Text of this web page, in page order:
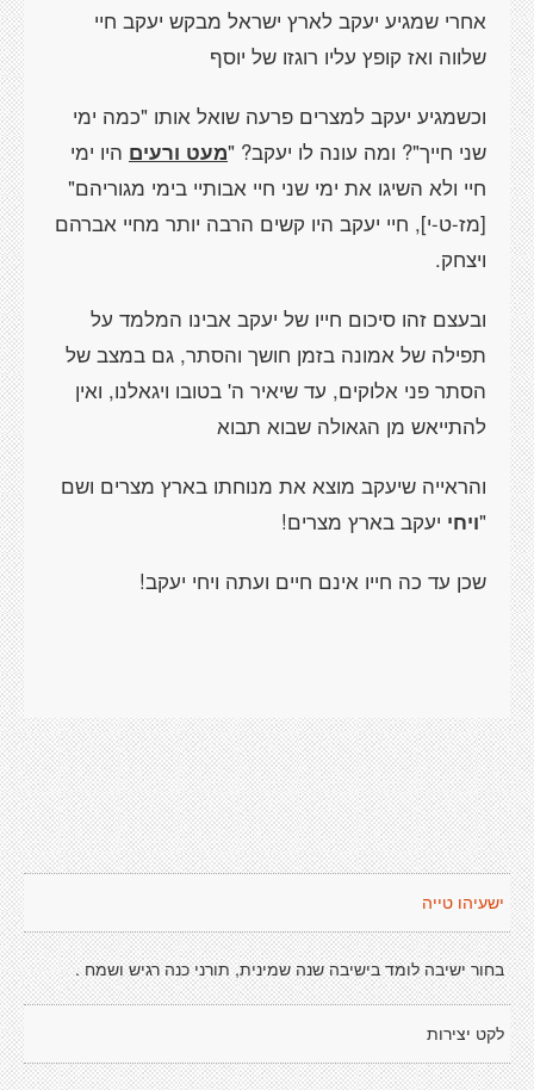
אחרי שמגיע יעקב לארץ ישראל מבקש יעקב חיי
שלווה ואז קופץ עליו רוגזו של יוסף
וכשמגיע יעקב למצרים פרעה שואל אותו "כמה ימי
שני חייך"? ומה עונה לו יעקב? "מעט ורעים היו ימי
חיי ולא השיגו את ימי שני חיי אבותיי בימי מגוריהם"
[מז-ט-י], חיי יעקב היו קשים הרבה יותר מחיי אברהם
ויצחק.
ובעצם זהו סיכום חייו של יעקב אבינו המלמד על
תפילה של אמונה בזמן חושך והסתר, גם במצב של
הסתר פני אלוקים, עד שיאיר ה' בטובו ויגאלנו, ואין
להתייאש מן הגאולה שבוא תבוא
והראייה שיעקב מוצא את מנוחתו בארץ מצרים ושם
"ויחי יעקב בארץ מצרים!
שכן עד כה חייו אינם חיים ועתה ויחי יעקב!
ישעיהו טייה
בחור ישיבה לומד בישיבה שנה שמינית, תורני כנה רגיש ושמח .
לקט יצירות